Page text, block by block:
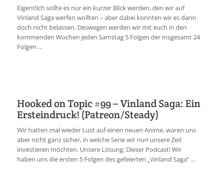
Eigentlich sollte es nur ein kurzer Blick werden, den wir auf
Vinland Saga werfen wollten – aber dabei konnten wir es dann
doch nicht belassen. Deswegen werden wir mit euch in den
kommenden Wochen jeden Samstag 5 Folgen der insgesamt 24
Folgen ...
Hooked on Topic #99 – Vinland Saga: Ein
Ersteindruck! (Patreon/Steady)
Wir hatten mal wieder Lust auf einen neuen Anime, waren uns
aber nicht ganz sicher, in welche Serie wir nun unsere Zeit
investieren möchten. Unsere Lösung: Dieser Podcast! Wir
haben uns die ersten 5 Folgen des gefeierten „Vinland Saga“ ...